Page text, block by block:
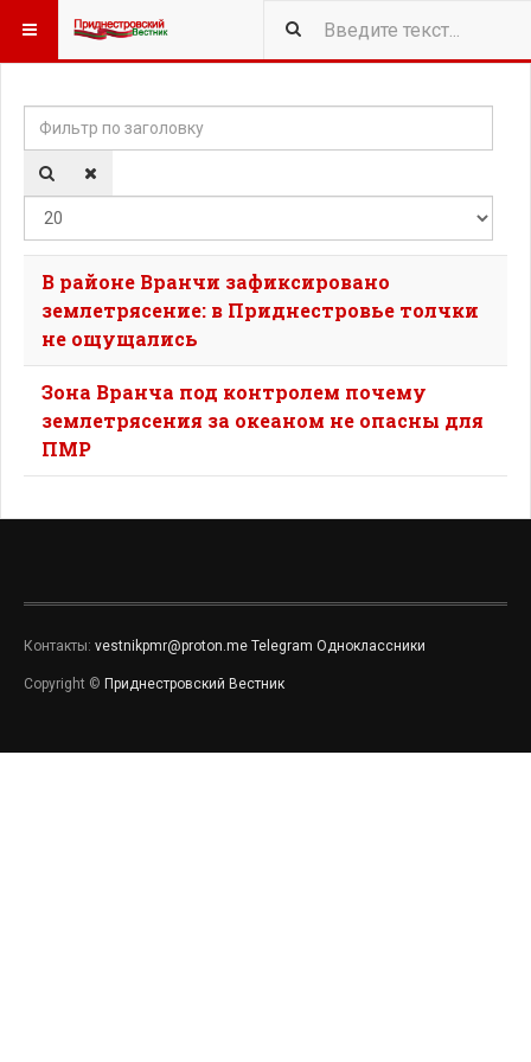
Фильтр по заголовку
В районе Вранчи зафиксировано
землетрясение: в Приднестровье толчки
не ощущались
Зона Вранча под контролем почему
землетрясения за океаном не опасны для
ПМР
Контакты: vestnikpmr@proton.me Telegram Одноклассники
Copyright © Приднестровский Вестник